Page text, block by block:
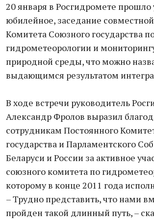
20 января в Росгидромете прошло
юбилейное, заседание
Комитета Союзного государства
гидрометеорологии и
природной среды, что можно
выдающимся результатом
В ходе встречи руководитель
Александр Фролов выразил
сотрудникам Постоянного
государства и Парламентского
Беларуси и России за активное
союзного комитета по
которому в конце 2011 года
– Трудно представить, что нами
пройден такой длинный путь, –